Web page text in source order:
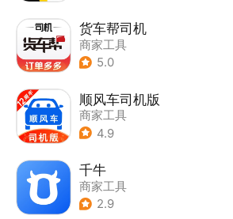
货车帮司机
商家工具
5.0
顺风车司机版
商家工具
4.9
千牛
商家工具
2.9